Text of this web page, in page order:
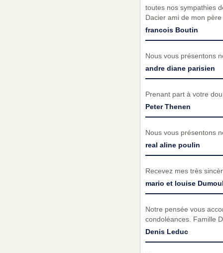
toutes nos sympathies
Dacier ami de mon père
francois Boutin
Nous vous présentons
andre diane parisien
Prenant part à votre
Peter Thenen
Nous vous présentons
real aline poulin
Recevez mes très
mario et louise
Notre pensée vous
condoléances. Famille
Denis Leduc